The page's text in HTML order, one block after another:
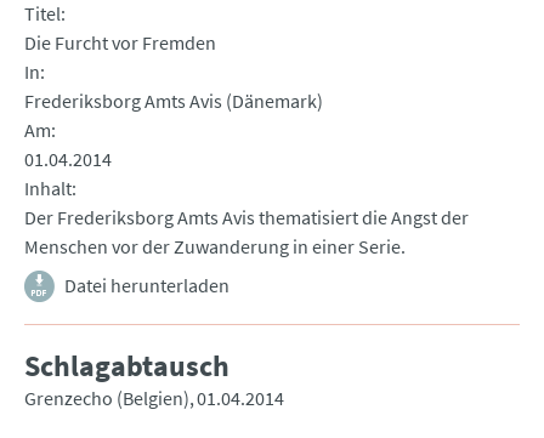
Titel
Die Furcht vor Fremden
In
Frederiksborg Amts Avis (Dänemark)
Am
01.04.2014
Inhalt
Der Frederiksborg Amts Avis thematisiert die Angst der
Menschen vor der Zuwanderung in einer Serie.
Datei herunterladen
Schlagabtausch
Grenzecho (Belgien) 01.04.2014